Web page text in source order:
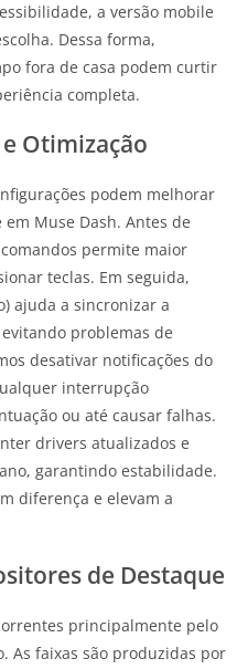
a versão mobile
Dessa forma,
fora de casa podem curtir
completa.
Otimização
podem melhorar
Muse Dash. Antes de
permite maior
teclas. Em seguida,
ajuda a sincronizar a
problemas de
desativar notificações do
interrupção
ou até causar falhas.
drivers atualizados e
garantindo estabilidade.
diferença e elevam a
de Destaque
principalmente pelo
As faixas são produzidas por